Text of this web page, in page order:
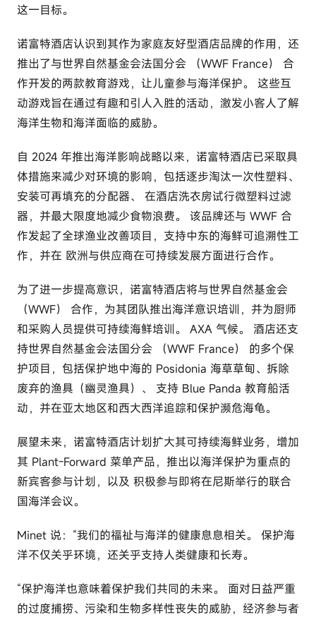
这一目标。
诺富特酒店认识到其作为家庭友好型酒店品牌的作用，还
推出了与世界自然基金会法国分会 （WWF France） 合
作开发的两款教育游戏，让儿童参与海洋保护。 这些互
动游戏旨在通过有趣和引人入胜的活动，激发小客人了解
海洋生物和海洋面临的威胁。
自 2024 年推出海洋影响战略以来，诺富特酒店已采取具
体措施来减少对环境的影响，包括逐步淘汰一次性塑料、
安装可再填充的分配器、 在酒店洗衣房试行微塑料过滤
器，并最大限度地减少食物浪费。 该品牌还与 WWF 合
作发起了全球渔业改善项目，支持中东的海鲜可追溯性工
作，并在 欧洲与供应商在可持续发展方面进行合作。
为了进一步提高意识，诺富特酒店将与世界自然基金会
（WWF） 合作，为其团队推出海洋意识培训，并为厨师
和采购人员提供可持续海鲜培训。 AXA 气候。 酒店还支
持世界自然基金会法国分会 （WWF France） 的多个保
护项目，包括保护地中海的 Posidonia 海草草甸、拆除
废弃的渔具（幽灵渔具）、 支持 Blue Panda 教育船活
动，并在亚太地区和西大西洋追踪和保护濒危海龟。
展望未来，诺富特酒店计划扩大其可持续海鲜业务，增加
其 Plant-Forward 菜单产品，推出以海洋保护为重点的
新宾客参与计划，以及 积极参与即将在尼斯举行的联合
国海洋会议。
Minet 说：“我们的福祉与海洋的健康息息相关。 保护海
洋不仅关乎环境，还关乎支持人类健康和长寿。
“保护海洋也意味着保护我们共同的未来。 面对日益严重
的过度捕捞、污染和生物多样性丧失的威胁，经济参与者